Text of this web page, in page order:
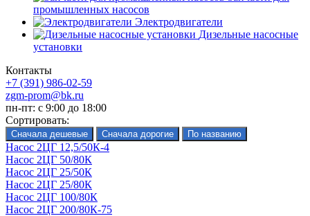
промышленных насосов
Электродвигатели
Дизельные насосные
установки
Контакты
+7 (391) 986-02-59
zgm-prom@bk.ru
пн-пт: с 9:00 до 18:00
Сортировать:
Насос 2ЦГ 12,5/50К-4
Насос 2ЦГ 50/80К
Насос 2ЦГ 25/50К
Насос 2ЦГ 25/80К
Насос 2ЦГ 100/80К
Насос 2ЦГ 200/80К-75